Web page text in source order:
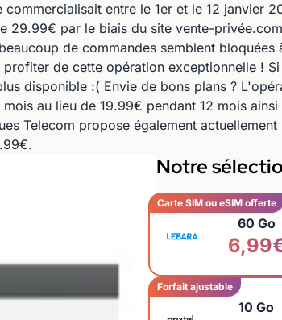
entre le 1er et le 12 janvier
29.99€ par le biais du site vente-
de commandes semblent bloquées
de cette opération exceptionnelle !
disponible :( Envie de bons plans ?
au lieu de 19.99€ pendant 12 mois
Telecom propose également
Notre
Carte SIM ou eSIM offerte
60 Go
Forfait ajustable
10 Go